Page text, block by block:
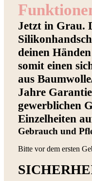
Jetzt in Grau.
deinen
somit einen
aus
Jahre
gewerblichen
Einzelheiten
Gebrauch und
Bitte vor dem ersten